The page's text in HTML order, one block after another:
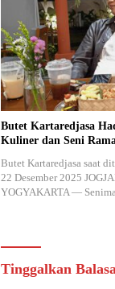
Butet Kartaredjasa
Kuliner dan Seni
Butet Kartaredjasa saat
22 Desember 2025
YOGYAKARTA —
Tinggalkan